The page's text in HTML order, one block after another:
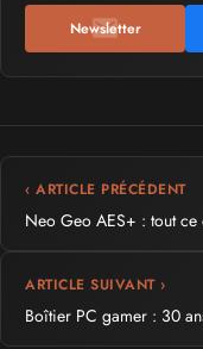
Newsletter
‹ ARTICLE PRÉCÉDENT
Neo Geo AES+ : tout
ARTICLE SUIVANT ›
Boîtier PC gamer : 30